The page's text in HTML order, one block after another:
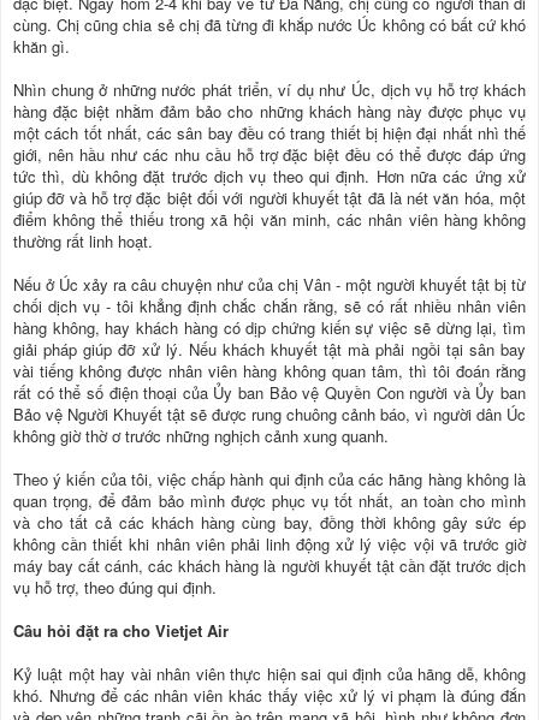
cùng. Chị cũng chia sẻ chị đã từng đi khắp nước Úc không có bất cứ khó
khăn gì.
Nhìn chung ở những nước phát triển, ví dụ như Úc, dịch vụ hỗ trợ khách
hàng đặc biệt nhằm đảm bảo cho những khách hàng này được phục vụ
một cách tốt nhất, các sân bay đều có trang thiết bị hiện đại nhất nhì thế
giới, nên hầu như các nhu cầu hỗ trợ đặc biệt đều có thể được đáp ứng
tức thì, dù không đặt trước dịch vụ theo qui định. Hơn nữa các ứng xử
giúp đỡ và hỗ trợ đặc biệt đối với người khuyết tật đã là nét văn hóa, một
điểm không thể thiếu trong xã hội văn minh, các nhân viên hàng không
thường rất linh hoạt.
Nếu ở Úc xảy ra câu chuyện như của chị Vân - một người khuyết tật bị từ
chối dịch vụ - tôi khẳng định chắc chắn rằng, sẽ có rất nhiều nhân viên
hàng không, hay khách hàng có dịp chứng kiến sự việc sẽ dừng lại, tìm
giải pháp giúp đỡ xử lý. Nếu khách khuyết tật mà phải ngồi tại sân bay
vài tiếng không được nhân viên hàng không quan tâm, thì tôi đoán rằng
rất có thể số điện thoại của Ủy ban Bảo vệ Quyền Con người và Ủy ban
Bảo vệ Người Khuyết tật sẽ được rung chuông cảnh báo, vì người dân Úc
không giờ thờ ơ trước những nghịch cảnh xung quanh.
Theo ý kiến của tôi, việc chấp hành qui định của các hãng hàng không là
quan trọng, để đảm bảo mình được phục vụ tốt nhất, an toàn cho mình
và cho tất cả các khách hàng cùng bay, đồng thời không gây sức ép
không cần thiết khi nhân viên phải linh động xử lý việc vội vã trước giờ
máy bay cất cánh, các khách hàng là người khuyết tật cần đặt trước dịch
vụ hỗ trợ, theo đúng qui định.
Câu hỏi đặt ra cho Vietjet Air
Kỷ luật một hay vài nhân viên thực hiện sai qui định của hãng dễ, không
khó. Nhưng để các nhân viên khác thấy việc xử lý vi phạm là đúng đắn